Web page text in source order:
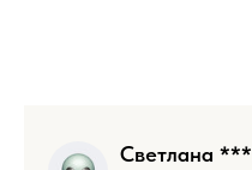
Светлана ***